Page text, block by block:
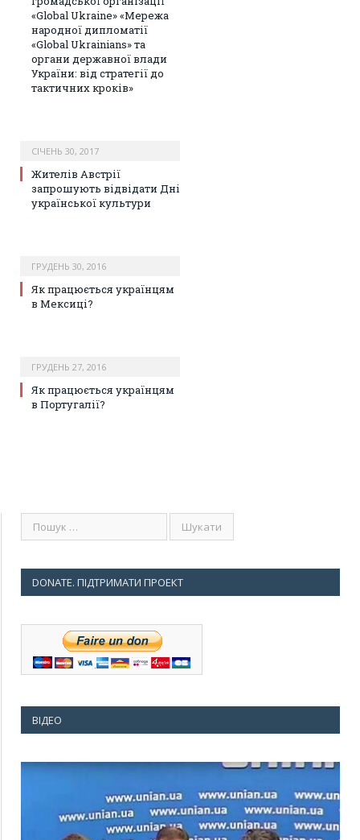
«Global Ukraine» «Мережа
народної дипломатії
«Global Ukrainians» та
органи державної влади
України: від стратегії до
тактичних кроків»
СІЧЕНЬ 30, 2017
Жителів Австрії
запрошують відвідати Дні
української культури
ГРУДЕНЬ 30, 2016
Як працюється українцям
в Мексиці?
ГРУДЕНЬ 27, 2016
Як працюється українцям
в Португалії?
DONATE. ПІДТРИМАТИ ПРОЕКТ
ВІДЕО